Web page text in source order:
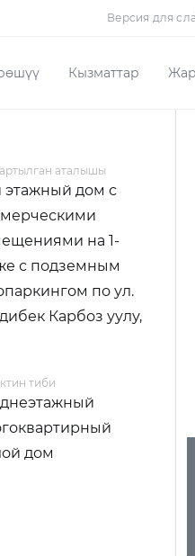
Версия для
Кызматтар
аталышы
этажный дом с
на 1-
с подземным
по ул.
Карбоз уулу,
тиби
дом